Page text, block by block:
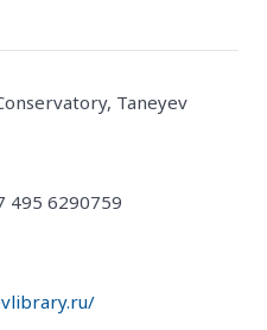
Taneyev
495 6290759